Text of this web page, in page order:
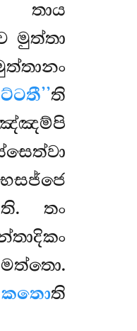
තාය
මුත්තා
ති
තං
කතොති